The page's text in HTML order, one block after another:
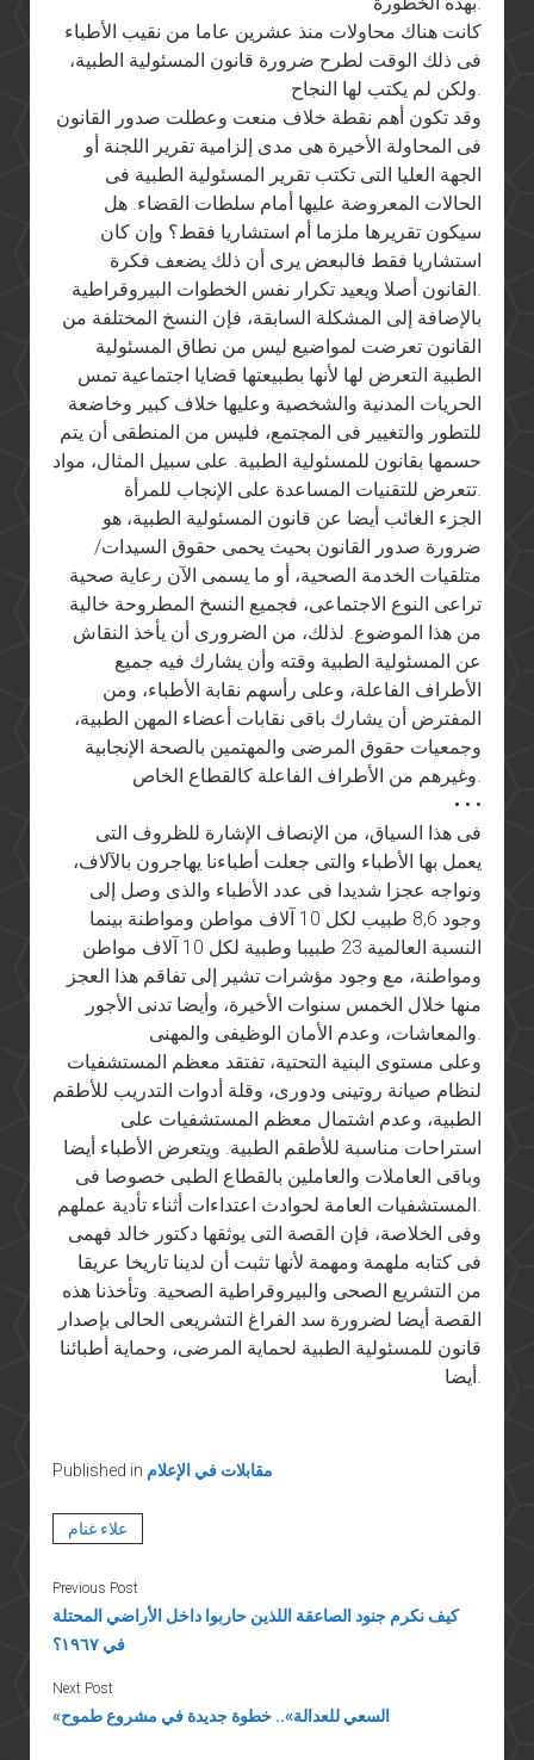
كانت هناك محاولات منذ عشرين عاما من نقيب الأطباء
فى ذلك الوقت لطرح ضرورة قانون المسئولية الطبية،
ولكن لم يكتب لها النجاح.
وقد تكون أهم نقطة خلاف منعت وعطلت صدور القانون
فى المحاولة الأخيرة هى مدى إلزامية تقرير اللجنة أو
الجهة العليا التى تكتب تقرير المسئولية الطبية فى
الحالات المعروضة عليها أمام سلطات القضاء. هل
سيكون تقريرها ملزما أم استشاريا فقط؟ وإن كان
استشاريا فقط فالبعض يرى أن ذلك يضعف فكرة
القانون أصلا ويعيد تكرار نفس الخطوات البيروقراطية.
بالإضافة إلى المشكلة السابقة، فإن النسخ المختلفة من
القانون تعرضت لمواضيع ليس من نطاق المسئولية
الطبية التعرض لها لأنها بطبيعتها قضايا اجتماعية تمس
الحريات المدنية والشخصية وعليها خلاف كبير وخاضعة
للتطور والتغيير فى المجتمع، فليس من المنطقى أن يتم
حسمها بقانون للمسئولية الطبية. على سبيل المثال، مواد
تتعرض للتقنيات المساعدة على الإنجاب للمرأة.
الجزء الغائب أيضا عن قانون المسئولية الطبية، هو
ضرورة صدور القانون بحيث يحمى حقوق السيدات/
متلقيات الخدمة الصحية، أو ما يسمى الآن رعاية صحية
تراعى النوع الاجتماعى، فجميع النسخ المطروحة خالية
من هذا الموضوع. لذلك، من الضرورى أن يأخذ النقاش
عن المسئولية الطبية وقته وأن يشارك فيه جميع
الأطراف الفاعلة، وعلى رأسهم نقابة الأطباء، ومن
المفترض أن يشارك باقى نقابات أعضاء المهن الطبية،
وجمعيات حقوق المرضى والمهتمين بالصحة الإنجابية
وغيرهم من الأطراف الفاعلة كالقطاع الخاص.
• • •
فى هذا السياق، من الإنصاف الإشارة للظروف التى
يعمل بها الأطباء والتى جعلت أطباءنا يهاجرون بالآلاف،
ونواجه عجزا شديدا فى عدد الأطباء والذى وصل إلى
وجود 8,6 طبيب لكل 10 آلاف مواطن ومواطنة بينما
النسبة العالمية 23 طبيبا وطبية لكل 10 آلاف مواطن
ومواطنة، مع وجود مؤشرات تشير إلى تفاقم هذا العجز
منها خلال الخمس سنوات الأخيرة، وأيضا تدنى الأجور
والمعاشات، وعدم الأمان الوظيفى والمهنى.
وعلى مستوى البنية التحتية، تفتقد معظم المستشفيات
لنظام صيانة روتينى ودورى، وقلة أدوات التدريب للأطقم
الطبية، وعدم اشتمال معظم المستشفيات على
استراحات مناسبة للأطقم الطبية. ويتعرض الأطباء أيضا
وباقى العاملات والعاملين بالقطاع الطبى خصوصا فى
المستشفيات العامة لحوادث اعتداءات أثناء تأدية عملهم.
وفى الخلاصة، فإن القصة التى يوثقها دكتور خالد فهمى
فى كتابه ملهمة ومهمة لأنها تثبت أن لدينا تاريخا عريقا
من التشريع الصحى والبيروقراطية الصحية. وتأخذنا هذه
القصة أيضا لضرورة سد الفراغ التشريعى الحالى بإصدار
قانون للمسئولية الطبية لحماية المرضى، وحماية أطبائنا
أيضا.
Published in مقابلات في الإعلام
علاء غنام
Previous Post
كيف نكرم جنود الصاعقة اللذين حاربوا داخل الأراضي المحتلة
في ١٩٦٧؟
Next Post
«السعي للعدالة».. خطوة جديدة في مشروع طموح